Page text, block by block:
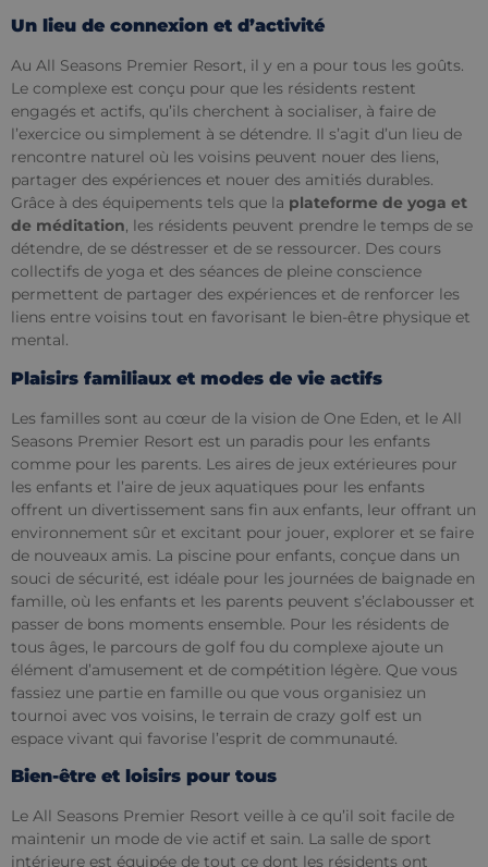
Un lieu de connexion et d’activité
Au All Seasons Premier Resort, il y en a pour tous les goûts.
Le complexe est conçu pour que les résidents restent
engagés et actifs, qu’ils cherchent à socialiser, à faire de
l’exercice ou simplement à se détendre. Il s’agit d’un lieu de
rencontre naturel où les voisins peuvent nouer des liens,
partager des expériences et nouer des amitiés durables.
Grâce à des équipements tels que la plateforme de yoga et
de méditation, les résidents peuvent prendre le temps de se
détendre, de se déstresser et de se ressourcer. Des cours
collectifs de yoga et des séances de pleine conscience
permettent de partager des expériences et de renforcer les
liens entre voisins tout en favorisant le bien-être physique et
mental.
Plaisirs familiaux et modes de vie actifs
Les familles sont au cœur de la vision de One Eden, et le All
Seasons Premier Resort est un paradis pour les enfants
comme pour les parents. Les aires de jeux extérieures pour
les enfants et l’aire de jeux aquatiques pour les enfants
offrent un divertissement sans fin aux enfants, leur offrant un
environnement sûr et excitant pour jouer, explorer et se faire
de nouveaux amis. La piscine pour enfants, conçue dans un
souci de sécurité, est idéale pour les journées de baignade en
famille, où les enfants et les parents peuvent s’éclabousser et
passer de bons moments ensemble. Pour les résidents de
tous âges, le parcours de golf fou du complexe ajoute un
élément d’amusement et de compétition légère. Que vous
fassiez une partie en famille ou que vous organisiez un
tournoi avec vos voisins, le terrain de crazy golf est un
espace vivant qui favorise l’esprit de communauté.
Bien-être et loisirs pour tous
Le All Seasons Premier Resort veille à ce qu’il soit facile de
maintenir un mode de vie actif et sain. La salle de sport
intérieure est équipée de tout ce dont les résidents ont